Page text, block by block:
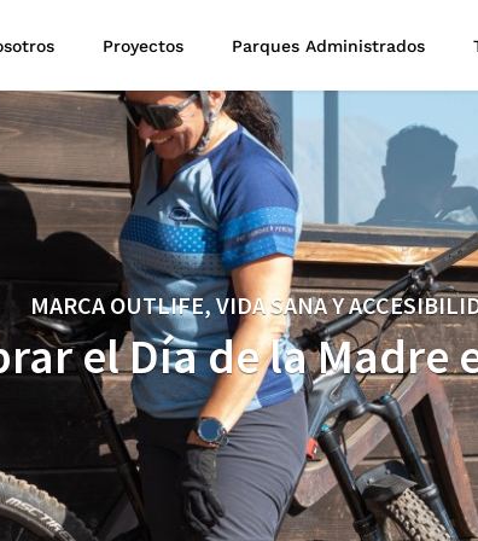
Proyectos Parques Administrados
MARCA OUTLIFE, VIDA SANA Y
el Día de la Madre